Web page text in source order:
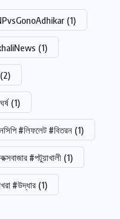
(1)
(1)
(2)
(1)
#লিফলেট #বিতরন (1)
#পটুয়াখালী (1)
#উদ্ধার (1)